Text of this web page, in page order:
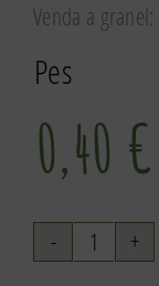
Venda a granel:
Pes
0,40 €
quantitat